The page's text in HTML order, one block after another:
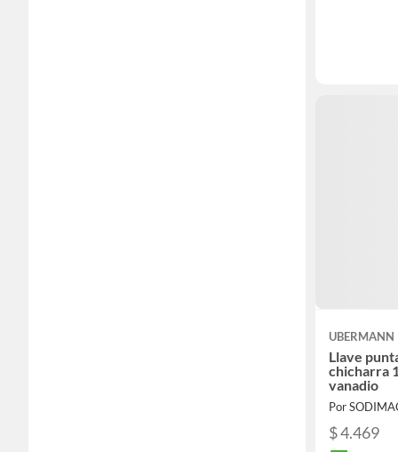
UBERMANN
Llave
chicharra
vanadio
Por
$ 4.469